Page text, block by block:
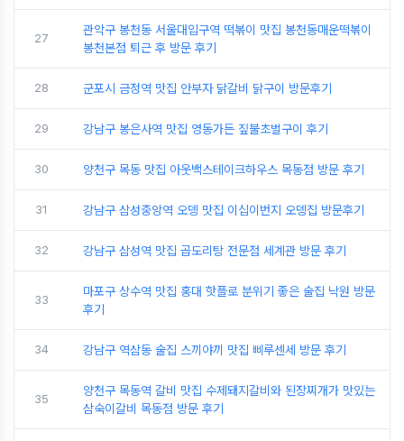
27
관악구 봉천동 서울대입구역 떡볶이 맛집 봉천동매운떡볶이
봉천본점 퇴근 후 방문 후기
28 군포시 금정역 맛집 안부자 닭갈비 닭구이 방문후기
29 강남구 봉은사역 맛집 영동가든 짚불초벌구이 후기
30 양천구 목동 맛집 아웃백스테이크하우스 목동점 방문 후기
31 강남구 삼성중앙역 오뎅 맛집 이십이번지 오뎅집 방문후기
32 강남구 삼성역 맛집 곱도리탕 전문점 세계관 방문 후기
33
마포구 상수역 맛집 홍대 핫플로 분위기 좋은 술집 낙원 방문
후기
34 강남구 역삼동 술집 스끼야끼 맛집 삐루센세 방문 후기
35
양천구 목동역 갈비 맛집 수제돼지갈비와 된장찌개가 맛있는
삼숙이갈비 목동점 방문 후기